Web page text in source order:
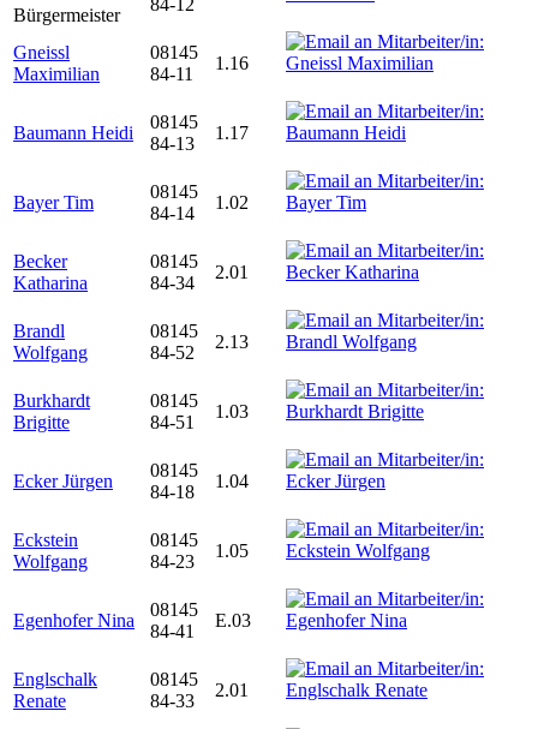
Bürgermeister
84-12
Gneissl
Maximilian
08145
84-11
1.16
Baumann Heidi
08145
84-13
1.17
Bayer Tim
08145
84-14
1.02
Becker
Katharina
08145
84-34
2.01
Brandl
Wolfgang
08145
84-52
2.13
Burkhardt
Brigitte
08145
84-51
1.03
Ecker Jürgen
08145
84-18
1.04
Eckstein
Wolfgang
08145
84-23
1.05
Egenhofer Nina
08145
84-41
E.03
Englschalk
Renate
08145
84-33
2.01